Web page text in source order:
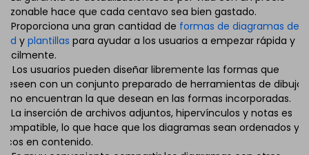
razonable hace que cada centavo sea bien gastado.
3. Proporciona una gran cantidad de formas de diagramas de
red y plantillas para ayudar a los usuarios a empezar rápida y
fácilmente.
4. Los usuarios pueden diseñar libremente las formas que
deseen con un conjunto preparado de herramientas de dibujo
si no encuentran la que desean en las formas incorporadas.
5. La inserción de archivos adjuntos, hipervínculos y notas es
compatible, lo que hace que los diagramas sean ordenados y
ricos en contenido.